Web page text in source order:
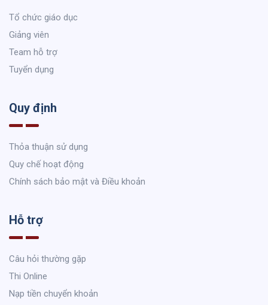
Tổ chức giáo dục
Giảng viên
Team hỗ trợ
Tuyển dụng
Quy định
Thỏa thuận sử dụng
Quy chế hoạt động
Chính sách bảo mật và Điều khoản
Hỗ trợ
Câu hỏi thường gặp
Thi Online
Nạp tiền chuyển khoản